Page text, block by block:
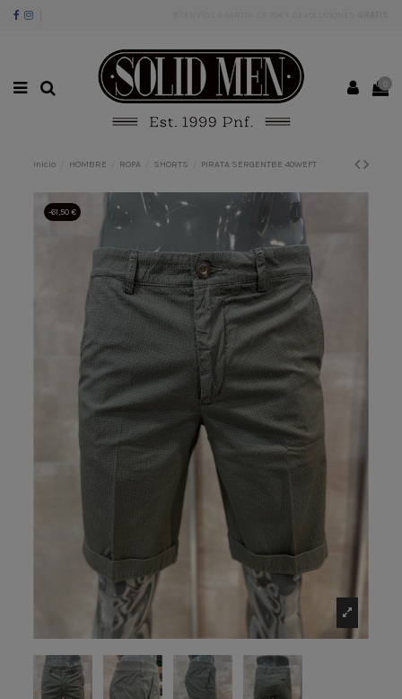
Inicio HOMBRE ROPA SHORTS PIRATA SERGENTBE 40WEFT
-61,50 €